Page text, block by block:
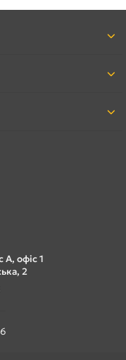
А, офіс 1
2